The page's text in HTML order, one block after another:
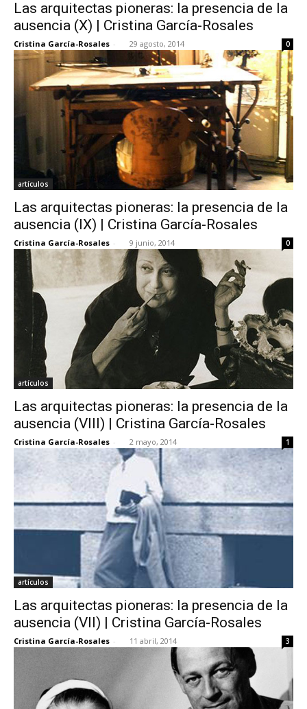
Las arquitectas pioneras: la presencia de la
ausencia (X) | Cristina García-Rosales
Cristina García-Rosales - 29 agosto, 2014 0
artículos
Las arquitectas pioneras: la presencia de la
ausencia (IX) | Cristina García-Rosales
Cristina García-Rosales - 9 junio, 2014 0
artículos
Las arquitectas pioneras: la presencia de la
ausencia (VIII) | Cristina García-Rosales
Cristina García-Rosales - 2 mayo, 2014 1
artículos
Las arquitectas pioneras: la presencia de la
ausencia (VII) | Cristina García-Rosales
Cristina García-Rosales - 11 abril, 2014 3